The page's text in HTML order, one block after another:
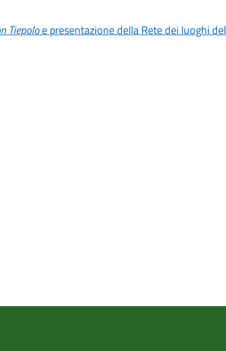
Tiepoloe presentazione della Rete dei luoghi del